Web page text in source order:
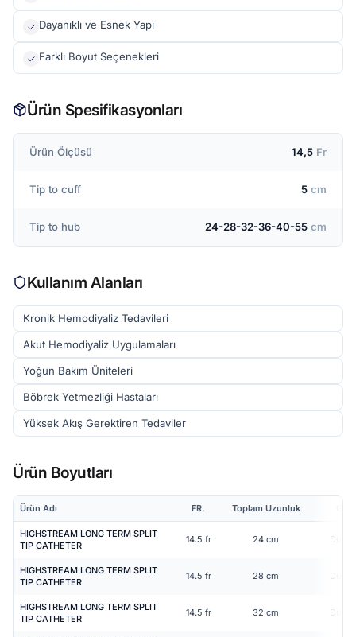
Dayanıklı ve Esnek Yapı
Farklı Boyut Seçenekleri
Ürün Spesifikasyonları
Ürün Ölçüsü 14,5 Fr
Tip to cuff 5 cm
Tip to hub 24-28-32-36-40-55 cm
Kullanım Alanları
Kronik Hemodiyaliz Tedavileri
Akut Hemodiyaliz Uygulamaları
Yoğun Bakım Üniteleri
Böbrek Yetmezliği Hastaları
Yüksek Akış Gerektiren Tedaviler
Ürün Boyutları
Ürün Adı FR. Toplam Uzunluk
HIGHSTREAM LONG TERM SPLIT
TIP CATHETER
14.5 fr 24 cm Düz
HIGHSTREAM LONG TERM SPLIT
TIP CATHETER
14.5 fr 28 cm Düz
HIGHSTREAM LONG TERM SPLIT
TIP CATHETER
14.5 fr 32 cm Düz